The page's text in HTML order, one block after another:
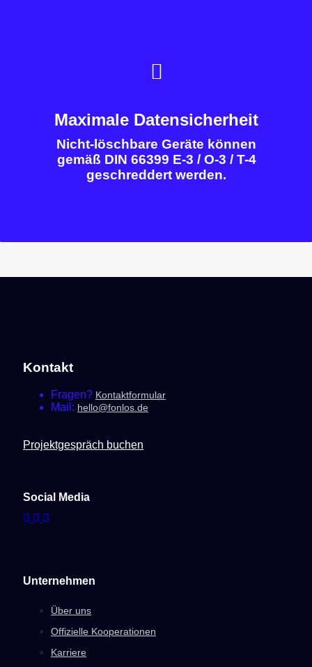
Maximale Datensicherheit
Nicht-löschbare Geräte können
gemäß DIN 66399 E-3 / O-3 / T-4
geschreddert werden.
Kontakt
Fragen? Kontaktformular
Mail: hello@fonlos.de
Projektgespräch buchen
Social Media
Unternehmen
Über uns
Offizielle Kooperationen
Karriere